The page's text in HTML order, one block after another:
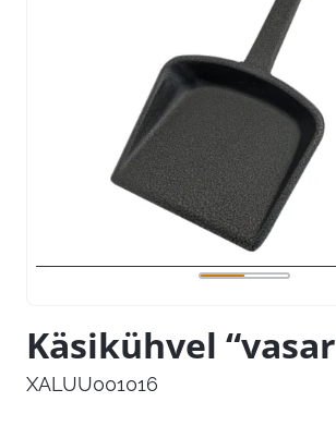
Käsikühvel
XALUU001016